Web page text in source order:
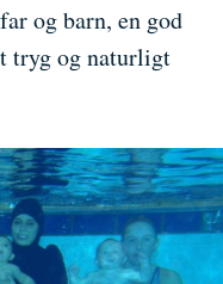
og barn, en god
tryg og naturligt